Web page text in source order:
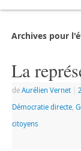
Archives pour
La
de Aurélien Vernet
Démocratie directe,
citoyens